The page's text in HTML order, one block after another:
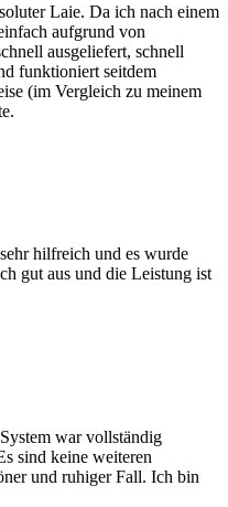
Laie. Da ich nach einem
aufgrund von
ausgeliefert, schnell
funktioniert seitdem
(im Vergleich zu meinem
hilfreich und es wurde
gut aus und die Leistung ist
war vollständig
sind keine weiteren
und ruhiger Fall. Ich bin